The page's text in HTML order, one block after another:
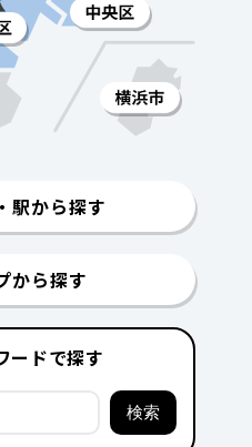
駅から探す
から探す
ードで探す